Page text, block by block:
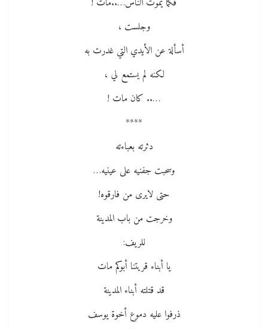
وجلست ،
أسألة عن الأيدي التي غدرت به
لكنه لم يستمع لي ،
….. كان مات !
****
دثرته بعباءته
وسحبت جفنيه على عينيه…
حتى لايرى من فارقوه!
وخرجت من باب المدينة
للريف:
يا أبناء قريتنا أبوكم مات
قد قتلته أبناء المدينة
ذرفوا عليه دموع أخوة يوسف